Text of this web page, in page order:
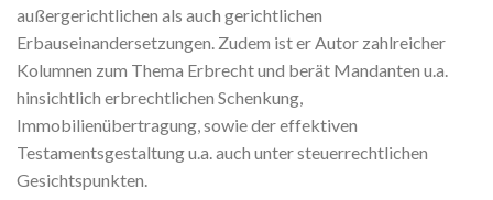
außergerichtlichen als auch gerichtlichen
Erbauseinandersetzungen. Zudem ist er Autor zahlreicher
Kolumnen zum Thema Erbrecht und berät Mandanten u.a.
hinsichtlich erbrechtlichen Schenkung,
Immobilienübertragung, sowie der effektiven
Testamentsgestaltung u.a. auch unter steuerrechtlichen
Gesichtspunkten.